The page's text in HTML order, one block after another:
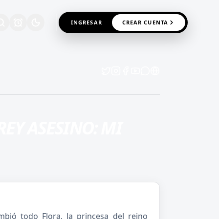
INGRESAR CREAR CUENTA
todo Flora, la princesa del reino